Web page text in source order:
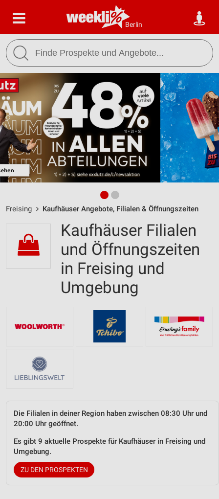
Berlin
Freising Kaufhäuser Angebote, Filialen & Öffnungszeiten
Kaufhäuser Filialen
und Öffnungszeiten
in Freising und
Umgebung
Die Filialen in deiner Region haben zwischen 08:30 Uhr und
20:00 Uhr geöffnet.
Es gibt 9 aktuelle Prospekte für Kaufhäuser in Freising und
Umgebung.
ZU DEN PROSPEKTEN